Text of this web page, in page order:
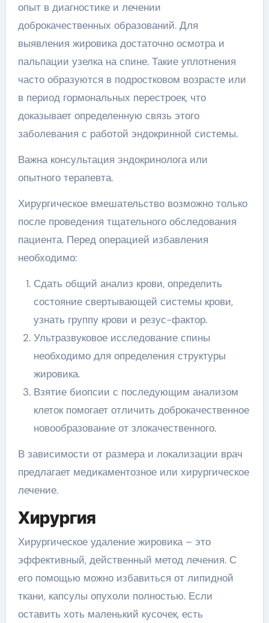
опыт в диагностике и лечении
доброкачественных образований. Для
выявления жировика достаточно осмотра и
пальпации узелка на спине. Такие уплотнения
часто образуются в подростковом возрасте или
в период гормональных перестроек, что
доказывает определенную связь этого
заболевания с работой эндокринной системы.
Важна консультация эндокринолога или
опытного терапевта.
Хирургическое вмешательство возможно только
после проведения тщательного обследования
пациента. Перед операцией избавления
необходимо:
Сдать общий анализ крови, определить
состояние свертывающей системы крови,
узнать группу крови и резус-фактор.
Ультразвуковое исследование спины
необходимо для определения структуры
жировика.
Взятие биопсии с последующим анализом
клеток помогает отличить доброкачественное
новообразование от злокачественного.
В зависимости от размера и локализации врач
предлагает медикаментозное или хирургическое
лечение.
Хирургия
Хирургическое удаление жировика – это
эффективный, действенный метод лечения. С
его помощью можно избавиться от липидной
ткани, капсулы опухоли полностью. Если
оставить хоть маленький кусочек, есть